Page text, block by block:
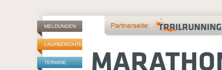
MELDUNGEN
LAUFBERICHTE
TERMINE